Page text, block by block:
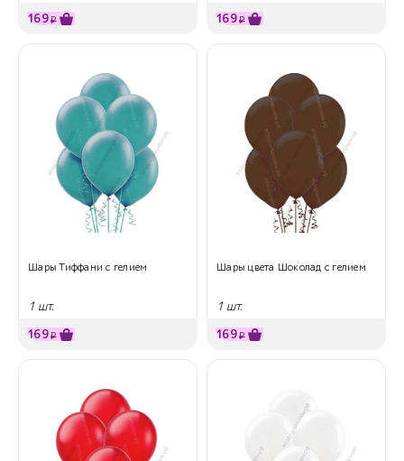
169₽ 169₽
Шары Тиффани с гелием
1 шт.
169₽
Шары цвета Шоколад с гелием
1 шт.
169₽